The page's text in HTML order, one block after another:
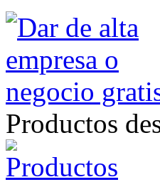
Productos